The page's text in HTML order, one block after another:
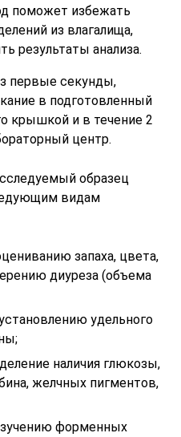
поможет избежать
из влагалища,
результаты анализа.
первые секунды,
в подготовленный
крышкой и в течение 2
центр.
образец
видам
запаха, цвета,
диуреза (объема
удельного
наличия глюкозы,
желчных пигментов,
форменных